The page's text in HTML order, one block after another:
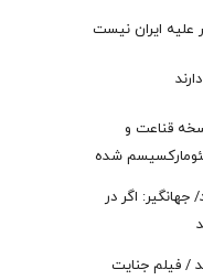
علیه ایران نیست
قناعت و
شده
بازار آزاد
جهانگیر: اگر در
/ فیلم جنایت